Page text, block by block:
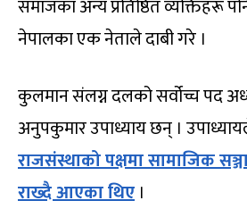
समाजका अन्य प्रतिष्ठित व्यक्तिहरू
नेपालका एक नेताले दाबी गरे ।
कुलमान संलग्न दलको सर्वोच्च पद
अनुपकुमार उपाध्याय छन् ।
राजसंस्थाको पक्षमा सामाजिक
राख्दै आएका थिए ।